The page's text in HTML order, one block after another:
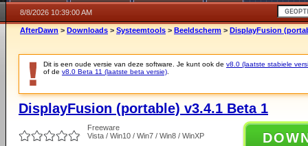
8/8/2026 10:39:00 AM
AfterDawn > Downloads > Systeemtools > Beeldscherm > DisplayFusion
Dit is een oude versie van deze software. Je kunt ook de v8.0 (laatste stabiele
of de v8.0 Beta 11 (laatste beta versie)
DisplayFusion (portable) v3.4.1 Beta 1
Freeware
Vista / Win10 / Win7 / Win8 / WinXP